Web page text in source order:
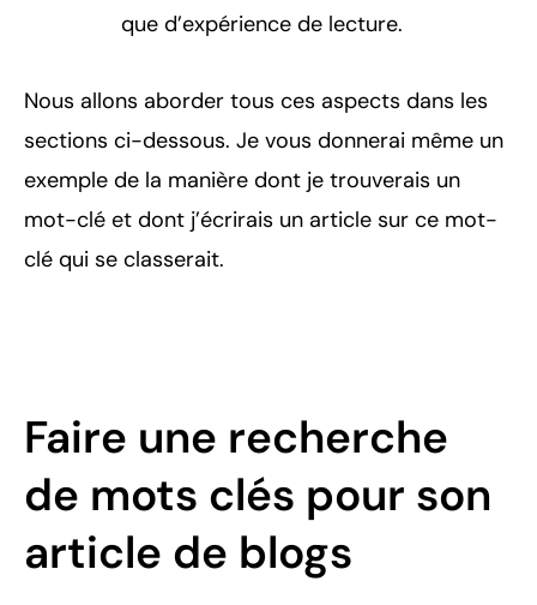
que d’expérience de lecture.
Nous allons aborder tous ces aspects dans les
sections ci-dessous. Je vous donnerai même un
exemple de la manière dont je trouverais un
mot-clé et dont j’écrirais un article sur ce mot-
clé qui se classerait.
Faire une recherche
de mots clés pour son
article de blogs